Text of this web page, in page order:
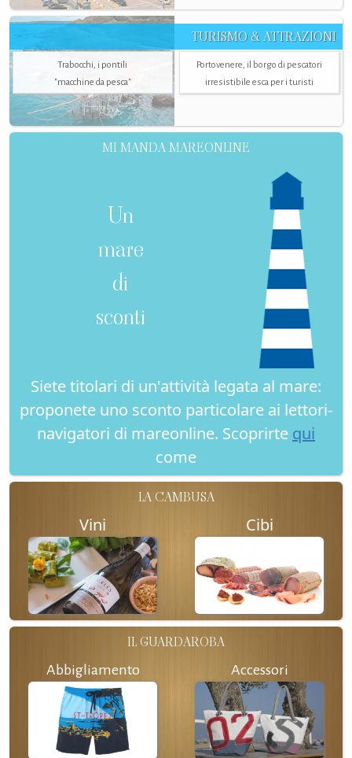
TURISMO & ATTRAZIONI
Trabocchi, i pontili
"macchine da pesca"
Portovenere, il borgo di pescatori
irresistibile esca per i turisti
MI MANDA MAREONLINE
Un
mare
di
sconti
Siete titolari di un'attività legata al mare:
proponete uno sconto particolare ai lettori-
navigatori di mareonline. Scoprirte qui
come
LA CAMBUSA
Vini Cibi
IL GUARDAROBA
Abbigliamento Accessori